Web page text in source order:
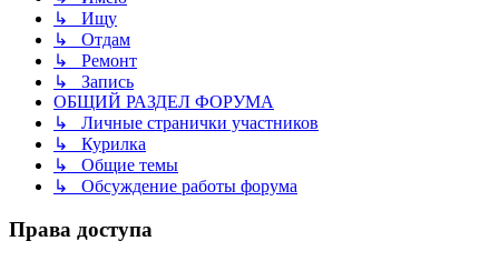
↳ Ищу
↳ Отдам
↳ Ремонт
↳ Запись
ОБЩИЙ РАЗДЕЛ ФОРУМА
↳ Личные странички участников
↳ Курилка
↳ Общие темы
↳ Обсуждение работы форума
Права доступа